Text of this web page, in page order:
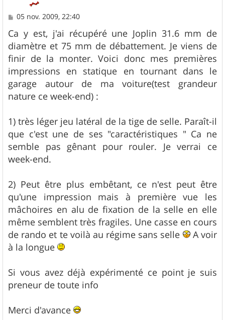
M
s
s
a
g
e
05 nov. 2009, 22:40
Ca y est, j'ai récupéré une Joplin 31.6 mm de
diamètre et 75 mm de débattement. Je viens de
finir de la monter. Voici donc mes premières
impressions en statique en tournant dans le
garage autour de ma voiture(test grandeur
nature ce week-end) :
1) très léger jeu latéral de la tige de selle. Paraît-il
que c'est une de ses "caractéristiques " Ca ne
semble pas gênant pour rouler. Je verrai ce
week-end.
2) Peut être plus embêtant, ce n'est peut être
qu'une impression mais à première vue les
mâchoires en alu de fixation de la selle en elle
même semblent très fragiles. Une casse en cours
de rando et te voilà au régime sans selle
A voir
à la longue
Si vous avez déjà expérimenté ce point je suis
preneur de toute info
Merci d'avance